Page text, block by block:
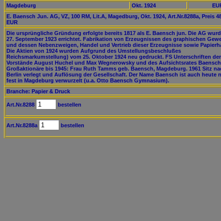
Magdeburg
Okt. 1924
E. Baensch Jun. AG, VZ, 100 RM, Lit.A, Magedburg, Okt. 1924, Art.Nr.8288a, Preis
EUR
Die ursprüngliche Gründung erfolgte bereits 1817 als E. Baensch jun. Die AG
27. September 1923 errichtet. Fabrikation von Erzeugnissen des graphischen
und dessen Nebenzweigen, Handel und Vertrieb dieser Erzeugnisse sowie
Die Aktien von 1924 wurden Aufgrund des Umstellungsbeschlußes
Reichsmarkumstellung) vom 25. Oktober 1924 neu gedruckt. FS Unterschriften der
Vorstände August Huchel und Max Wegnerowsky und des Aufsichtsrates
Großaktionäre bis 1945: Frau Ruth Tamms geb. Baensch, Magdeburg. 1961 Sitz
Berlin verlegt und Auflösung der Gesellschaft. Der Name Baensch ist auch heute
fest in Magdeburg verwurzelt (u.a. Otto Baensch Gymnasium).
Branche: Papier & Druck
Art.Nr.8288 bestellen
Art.Nr.8288a bestellen